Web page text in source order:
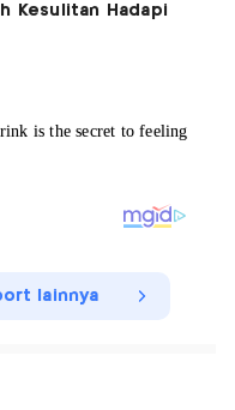
Kesulitan Hadapi
lainnya